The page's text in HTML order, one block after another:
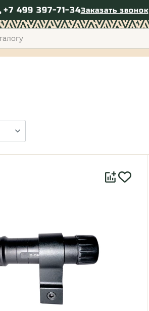
+7 499 397-71-34Заказать звонок